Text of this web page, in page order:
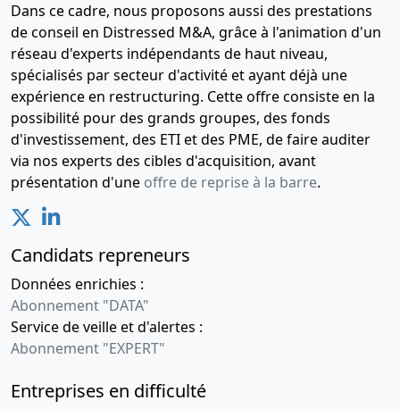
Dans ce cadre, nous proposons aussi des prestations
de conseil en Distressed M&A, grâce à l'animation d'un
réseau d'experts indépendants de haut niveau,
spécialisés par secteur d'activité et ayant déjà une
expérience en restructuring. Cette offre consiste en la
possibilité pour des grands groupes, des fonds
d'investissement, des ETI et des PME, de faire auditer
via nos experts des cibles d'acquisition, avant
présentation d'une offre de reprise à la barre.
Candidats repreneurs
Données enrichies :
Abonnement "DATA"
Service de veille et d'alertes :
Abonnement "EXPERT"
Entreprises en difficulté